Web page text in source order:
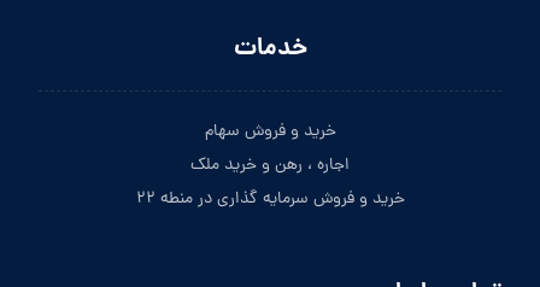
خدمات
خرید و فروش سهام
اجاره ، رهن و خرید ملک
خرید و فروش سرمایه گذاری در منطه ۲۲